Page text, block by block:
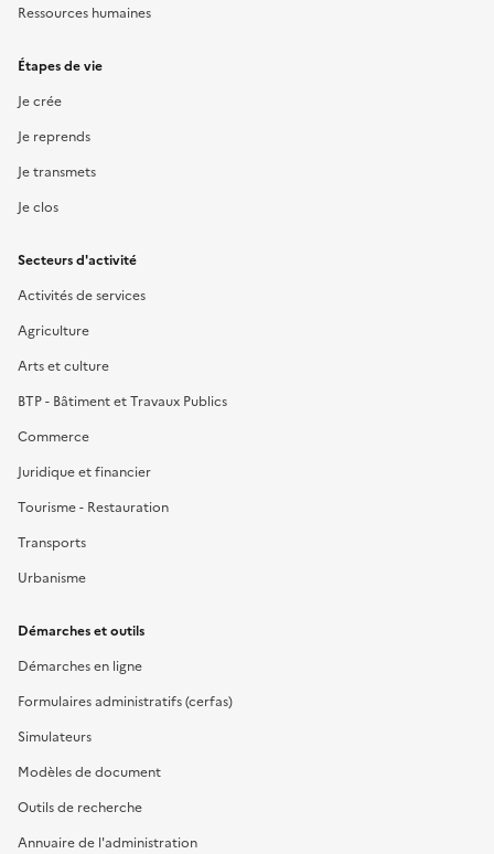
Ressources humaines
Étapes de vie
Je crée
Je reprends
Je transmets
Je clos
Secteurs d'activité
Activités de services
Agriculture
Arts et culture
BTP - Bâtiment et Travaux Publics
Commerce
Juridique et financier
Tourisme - Restauration
Transports
Urbanisme
Démarches et outils
Démarches en ligne
Formulaires administratifs (cerfas)
Simulateurs
Modèles de document
Outils de recherche
Annuaire de l'administration